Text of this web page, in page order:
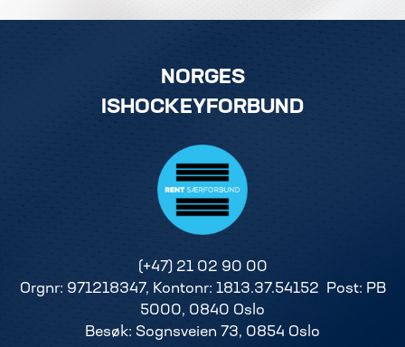
NORGES
ISHOCKEYFORBUND
(+47) 21 02 90 00
Orgnr: 971218347, Kontonr: 1813.37.54152 Post: PB
5000, 0840 Oslo
Besøk: Sognsveien 73, 0854 Oslo